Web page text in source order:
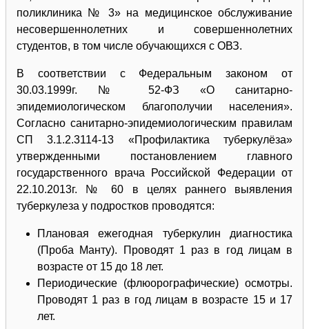
поликлиника № 3» на медицинское обслуживание
несовершеннолетних и совершеннолетних
студентов, в том числе обучающихся с ОВЗ.
В соответствии с Федеральным законом от
30.03.1999г. № 52-ФЗ «О санитарно-
эпидемиологическом благополучии населения».
Согласно санитарно-эпидемиологическим правилам
СП 3.1.2.3114-13 «Профилактика туберкулёза»
утвержденными постановлением главного
государственного врача Российской Федерации от
22.10.2013г. № 60 в целях раннего выявления
туберкулеза у подростков проводятся:
Плановая ежегодная туберкулин диагностика
(Проба Манту). Проводят 1 раз в год лицам в
возрасте от 15 до 18 лет.
Периодические (флюорографические) осмотры.
Проводят 1 раз в год лицам в возрасте 15 и 17
лет.